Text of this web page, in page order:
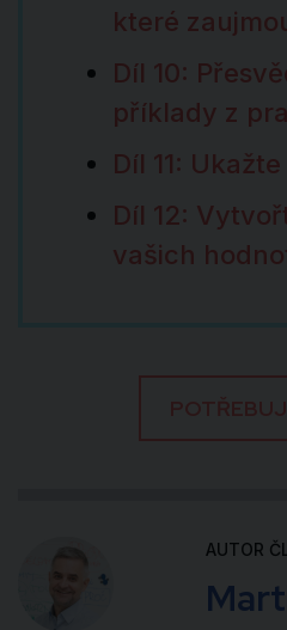
které
Díl 10:
příklady z
Díl 11:
Díl 12:
vašich
AUTOR